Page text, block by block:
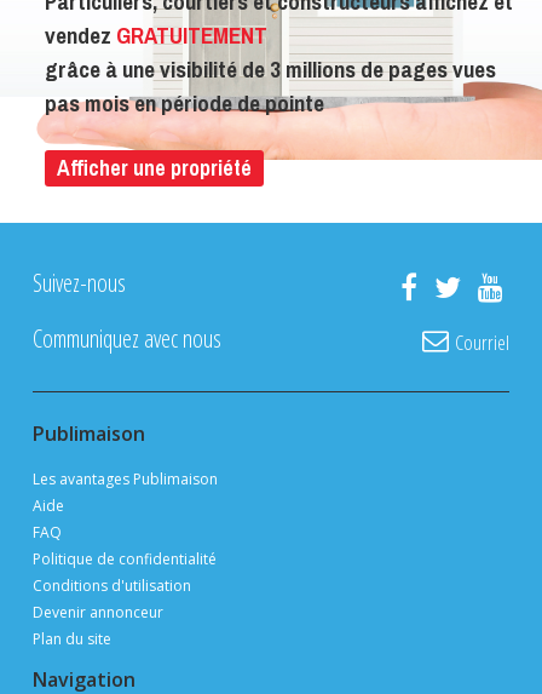
vendez GRATUITEMENT
grâce à une visibilité de 3 millions de pages vues
pas mois en période de pointe
Afficher une propriété
Suivez-nous
Communiquez avec nous
Courriel
Publimaison
Les avantages Publimaison
Aide
FAQ
Politique de confidentialité
Conditions d'utilisation
Devenir annonceur
Plan du site
Navigation